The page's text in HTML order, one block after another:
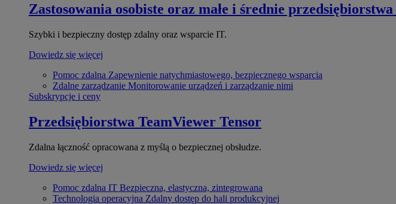
Zastosowania osobiste oraz małe i średnie przedsiębiorstwa
Szybki i bezpieczny dostęp zdalny oraz wsparcie IT.
Dowiedz się więcej
Pomoc zdalna Zapewnienie natychmiastowego, bezpiecznego wsparcia
Zdalne zarządzanie Monitorowanie urządzeń i zarządzanie nimi
Subskrypcje i ceny
Przedsiębiorstwa TeamViewer Tensor
Zdalna łączność opracowana z myślą o bezpiecznej obsłudze.
Dowiedz się więcej
Pomoc zdalna IT Bezpieczna, elastyczna, zintegrowana
Technologia operacyjna Zdalny dostęp do hali produkcyjnej